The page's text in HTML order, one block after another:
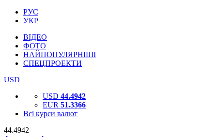
РУС
УКР
ВІДЕО
ФОТО
НАЙПОПУЛЯРНІШІ
СПЕЦПРОЕКТИ
USD
USD 44.4942
EUR 51.3366
Всі курси валют
44.4942